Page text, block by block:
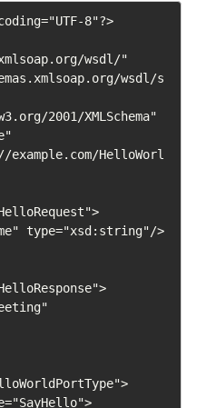
8"?>
wsdl/"
wsdl/s
2001/XMLSchema"
HelloWorl